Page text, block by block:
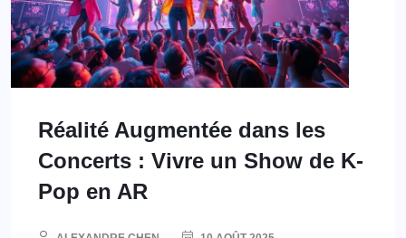
Réalité Augmentée dans les
Concerts : Vivre un Show de K-
Pop en AR